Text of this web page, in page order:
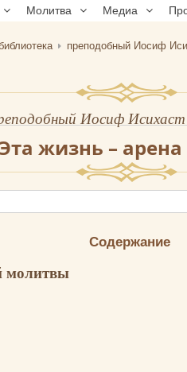
Молитва Медиа
преподобный Иосиф
Иосиф
Эта жизнь –
Содержание
молитвы